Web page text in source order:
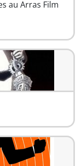
au Arras Film